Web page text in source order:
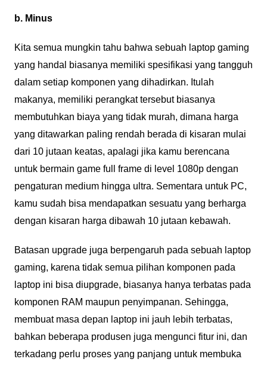
b. Minus
Kita semua mungkin tahu bahwa sebuah laptop gaming
yang handal biasanya memiliki spesifikasi yang tangguh
dalam setiap komponen yang dihadirkan. Itulah
makanya, memiliki perangkat tersebut biasanya
membutuhkan biaya yang tidak murah, dimana harga
yang ditawarkan paling rendah berada di kisaran mulai
dari 10 jutaan keatas, apalagi jika kamu berencana
untuk bermain game full frame di level 1080p dengan
pengaturan medium hingga ultra. Sementara untuk PC,
kamu sudah bisa mendapatkan sesuatu yang berharga
dengan kisaran harga dibawah 10 jutaan kebawah.
Batasan upgrade juga berpengaruh pada sebuah laptop
gaming, karena tidak semua pilihan komponen pada
laptop ini bisa diupgrade, biasanya hanya terbatas pada
komponen RAM maupun penyimpanan. Sehingga,
membuat masa depan laptop ini jauh lebih terbatas,
bahkan beberapa produsen juga mengunci fitur ini, dan
terkadang perlu proses yang panjang untuk membuka